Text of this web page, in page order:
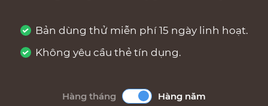
Bản dùng thử miễn phí 15 ngày linh hoạt.
Không yêu cầu thẻ tín dụng.
Hàng tháng Hàng năm